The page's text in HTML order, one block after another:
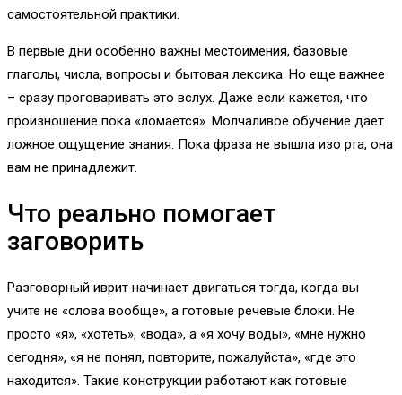
самостоятельной практики.
В первые дни особенно важны местоимения, базовые
глаголы, числа, вопросы и бытовая лексика. Но еще важнее
– сразу проговаривать это вслух. Даже если кажется, что
произношение пока «ломается». Молчаливое обучение дает
ложное ощущение знания. Пока фраза не вышла изо рта, она
вам не принадлежит.
Что реально помогает
заговорить
Разговорный иврит начинает двигаться тогда, когда вы
учите не «слова вообще», а готовые речевые блоки. Не
просто «я», «хотеть», «вода», а «я хочу воды», «мне нужно
сегодня», «я не понял, повторите, пожалуйста», «где это
находится». Такие конструкции работают как готовые